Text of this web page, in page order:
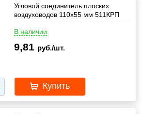
Угловой соединитель плоских
воздуховодов 110х55 мм 511КРП
В наличии
9,81 руб./шт.
Купить